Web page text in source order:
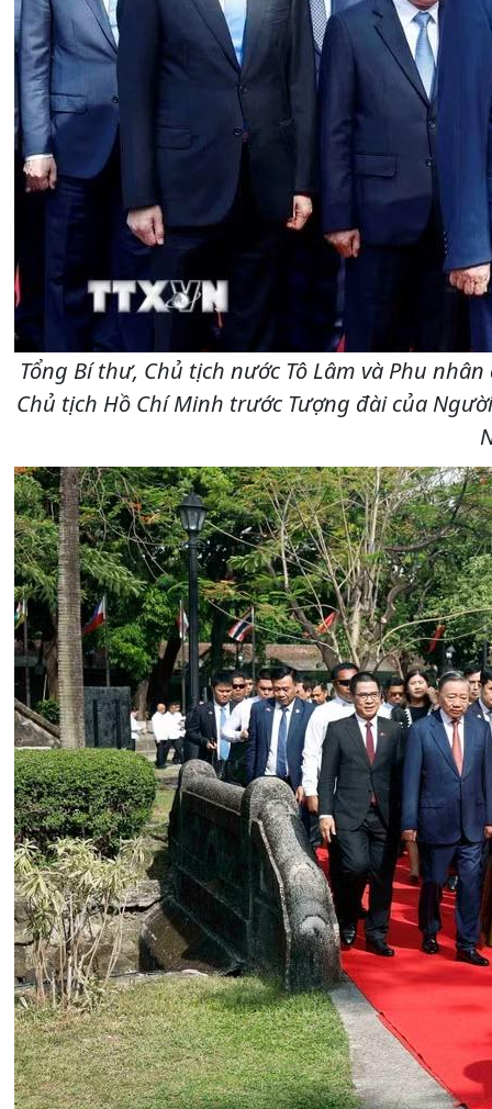
Tổng Bí thư, Chủ tịch nước Tô Lâm và Phu
Chủ tịch Hồ Chí Minh trước Tượng đài của